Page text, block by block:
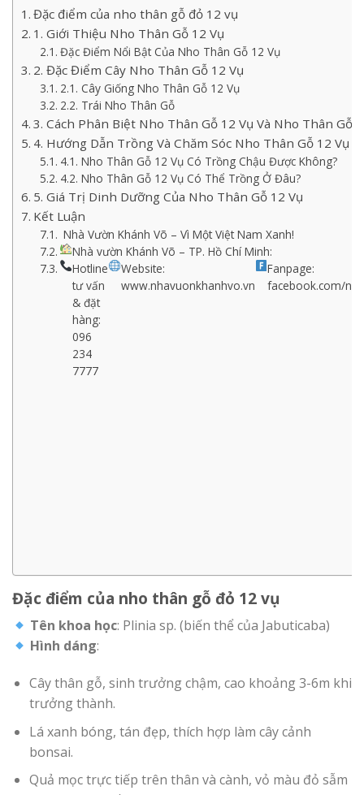
Đặc điểm của nho thân gỗ đỏ 12 vụ
1. Giới Thiệu Nho Thân Gỗ 12 Vụ
Đặc Điểm Nổi Bật Của Nho Thân Gỗ 12 Vụ
2. Đặc Điểm Cây Nho Thân Gỗ 12 Vụ
2.1. Cây Giống Nho Thân Gỗ 12 Vụ
2.2. Trái Nho Thân Gỗ
3. Cách Phân Biệt Nho Thân Gỗ 12 Vụ Và Nho Thân Gỗ
4. Hướng Dẫn Trồng Và Chăm Sóc Nho Thân Gỗ 12 Vụ
4.1. Nho Thân Gỗ 12 Vụ Có Trồng Chậu Được Không?
4.2. Nho Thân Gỗ 12 Vụ Có Thể Trồng Ở Đâu?
5. Giá Trị Dinh Dưỡng Của Nho Thân Gỗ 12 Vụ
Kết Luận
Nhà Vườn Khánh Võ – Vì Một Việt Nam Xanh!
Nhà vườn Khánh Võ – TP. Hồ Chí Minh:
Hotline
tư vấn
& đặt
hàng:
096
234
7777
Website:
www.nhavuonkhanhvo.vn
Fanpage:
facebook.com/
Đặc điểm của nho thân gỗ đỏ 12 vụ
Tên khoa học: Plinia sp. (biến thể của Jabuticaba)
Hình dáng:
Cây thân gỗ, sinh trưởng chậm, cao khoảng 3-6m khi
trưởng thành.
Lá xanh bóng, tán đẹp, thích hợp làm cây cảnh
bonsai.
Quả mọc trực tiếp trên thân và cành, vỏ màu đỏ sẫm